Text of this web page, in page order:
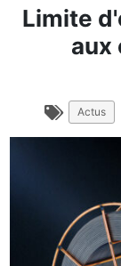
Limite
aux
Actus